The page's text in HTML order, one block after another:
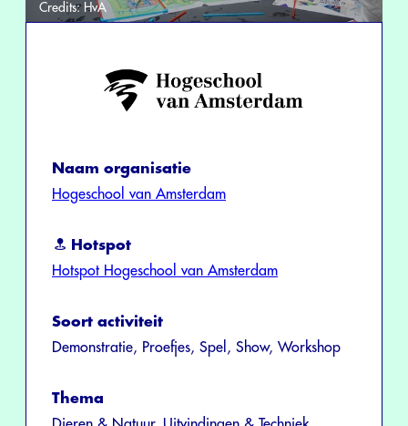
Credits: HvA
Naam organisatie
Hogeschool van Amsterdam
Hotspot
Hotspot Hogeschool van Amsterdam
Soort activiteit
Demonstratie, Proefjes, Spel, Show, Workshop
Thema